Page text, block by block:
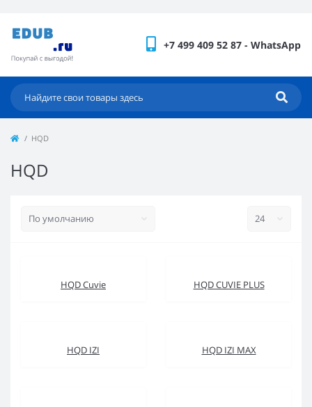
+7 499 409 52 87 - WhatsApp
HQD
HQD
HQD Cuvie HQD CUVIE PLUS
HQD IZI HQD IZI MAX